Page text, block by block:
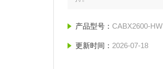
产品型号： CABX2600-HW
更新时间： 2026-07-18